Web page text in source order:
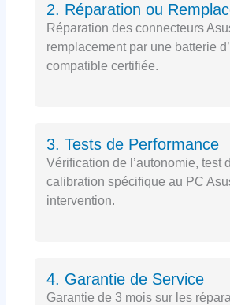
2. Réparation ou
Réparation des connecteurs
remplacement par une batterie
compatible certifiée.
3. Tests de Performance
Vérification de l’autonomie, test
calibration spécifique au PC
intervention.
4. Garantie de Service
Garantie de 3 mois sur les